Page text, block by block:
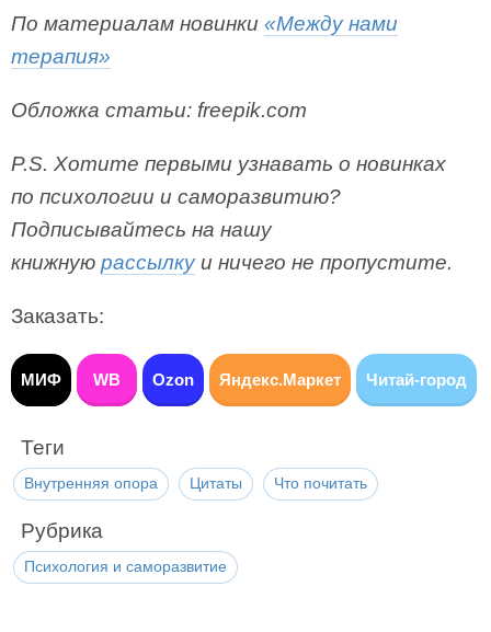
По материалам новинки «Между нами
терапия»
Обложка статьи: freepik.com
P.S. Хотите первыми узнавать о новинках
по психологии и саморазвитию?
Подписывайтесь на нашу
книжную рассылкуи ничего не пропустите.
Заказать:
МИФ WB Ozon Яндекс.Маркет Читай-город
Теги
Внутренняя опора Цитаты Что почитать
Рубрика
Психология и саморазвитие